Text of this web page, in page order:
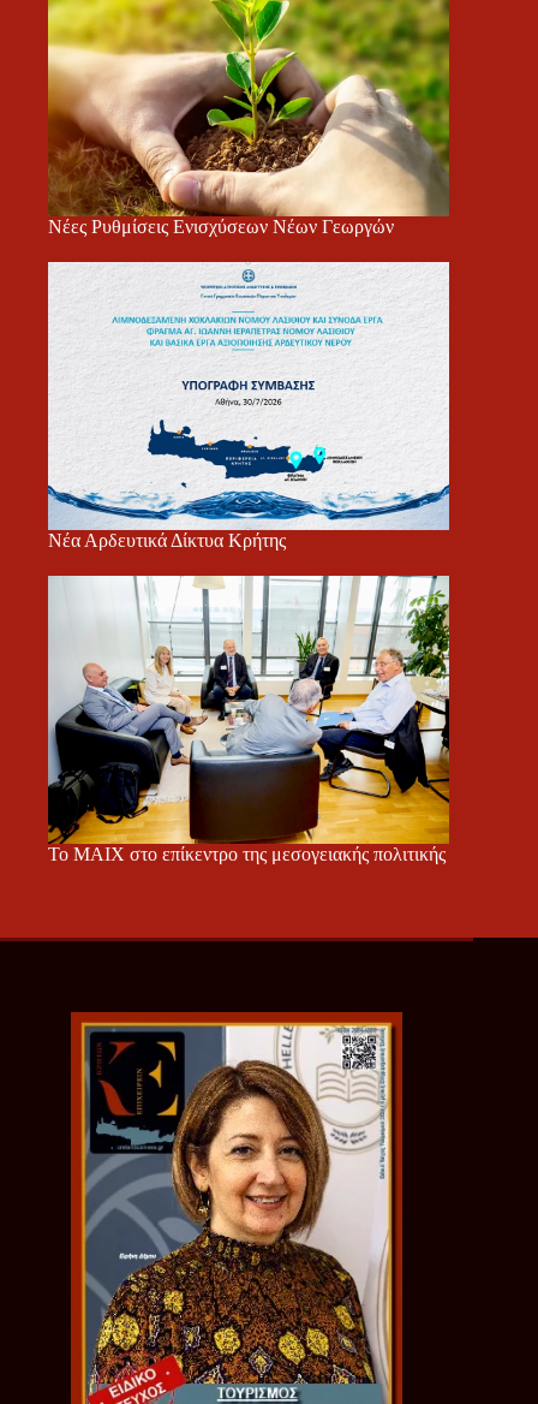
Νέες Ρυθμίσεις Ενισχύσεων Νέων Γεωργών
Νέα Αρδευτικά Δίκτυα Κρήτης
Το ΜΑΙΧ στο επίκεντρο της μεσογειακής πολιτικής